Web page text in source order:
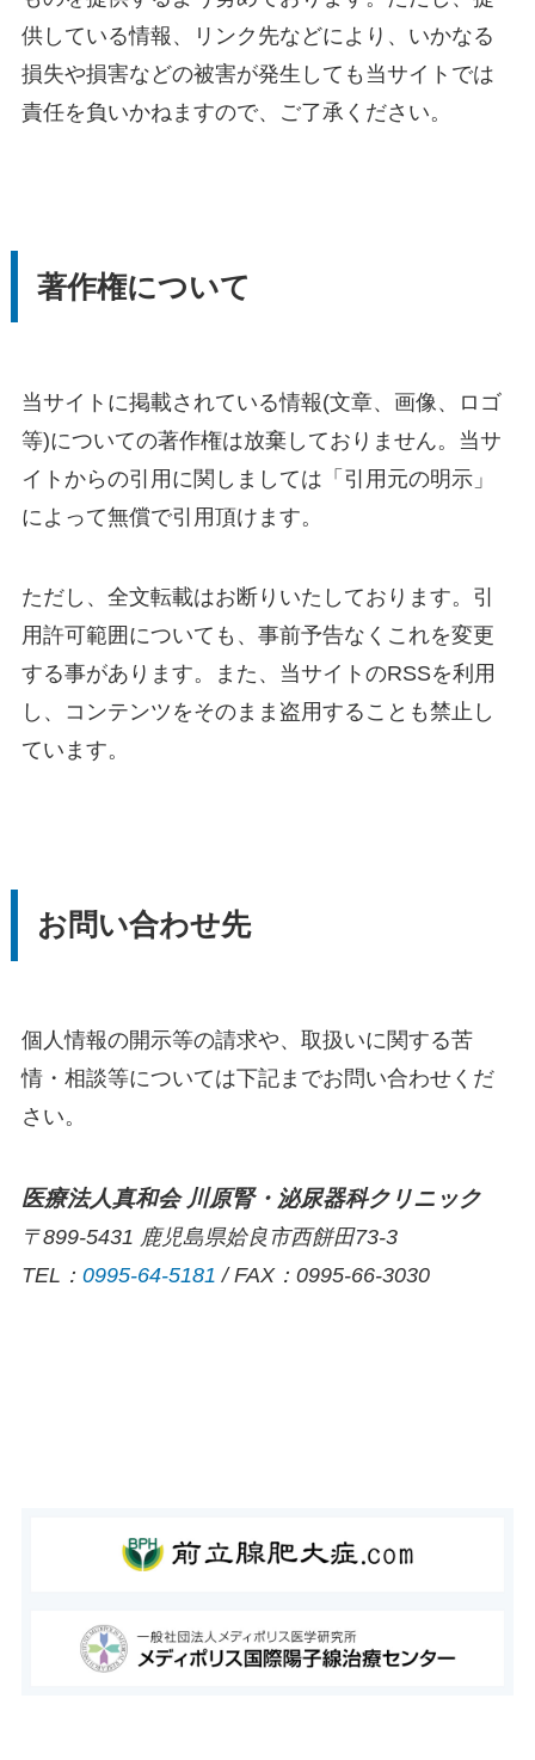
供している情報、リンク先などにより、いかなる
損失や損害などの被害が発生しても当サイトでは
責任を負いかねますので、ご了承ください。
著作権について
当サイトに掲載されている情報(文章、画像、ロゴ
等)についての著作権は放棄しておりません。当サ
イトからの引用に関しましては「引用元の明示」
によって無償で引用頂けます。
ただし、全文転載はお断りいたしております。引
用許可範囲についても、事前予告なくこれを変更
する事があります。また、当サイトのRSSを利用
し、コンテンツをそのまま盗用することも禁止し
ています。
お問い合わせ先
個人情報の開示等の請求や、取扱いに関する苦
情・相談等については下記までお問い合わせくだ
さい。
医療法人真和会 川原腎・泌尿器科クリニック
〒899-5431 鹿児島県姶良市西餅田73-3
TEL： 0995-64-5181 / FAX：0995-66-3030